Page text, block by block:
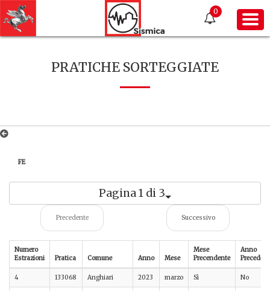
0
PRATICHE SORTEGGIATE
FE
Pagina 1 di 3
Precedente Successivo
Numero
Estrazioni
Pratica Comune Anno Mese
Mese
Precendente
Anno
4 133068 Anghiari 2023 marzo Sì No